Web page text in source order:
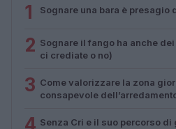
1 Sognare una bara è presagio
2 Sognare il fango ha anche
ci crediate o no)
3 Come valorizzare la zona
consapevole
4 Senza Cri e il suo percorso